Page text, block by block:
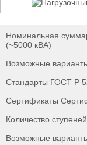
Номинальная
(~5000 кВА)
Возможные
Стандарты ГОСТ Р
Сертификаты
Количество
Возможные